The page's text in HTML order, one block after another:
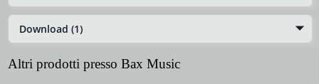
Download (1)
Altri prodotti presso Bax Music